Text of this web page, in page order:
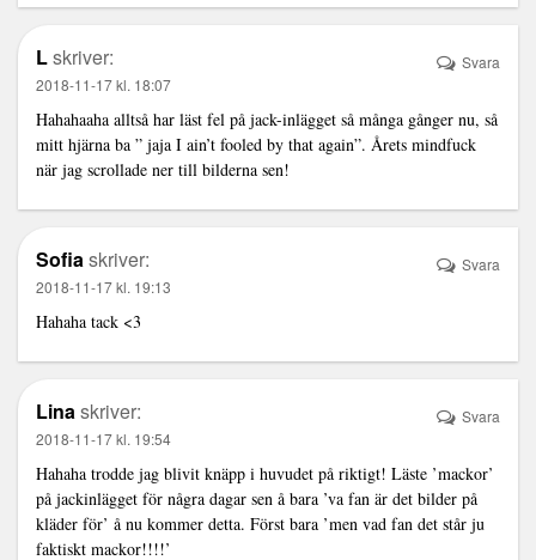
Lskriver:
2018-11-17 kl. 18:07
Hahahaaha alltså har läst fel på jack-inlägget så många gånger nu, så
mitt hjärna ba ” jaja I ain’t fooled by that again”. Årets mindfuck
när jag scrollade ner till bilderna sen!
Svara
Sofiaskriver:
2018-11-17 kl. 19:13
Hahaha tack <3
Svara
Linaskriver:
2018-11-17 kl. 19:54
Hahaha trodde jag blivit knäpp i huvudet på riktigt! Läste ’mackor’
på jackinlägget för några dagar sen å bara ’va fan är det bilder på
kläder för’ å nu kommer detta. Först bara ’men vad fan det står ju
faktiskt mackor!!!!’
Svara